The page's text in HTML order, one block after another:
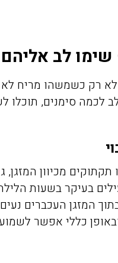
רק כשמשהו מריח
לכמה סימנים, תוכלו
מכיוון
בעיקר בשעות
המזגן העכברים
כללי אפשר